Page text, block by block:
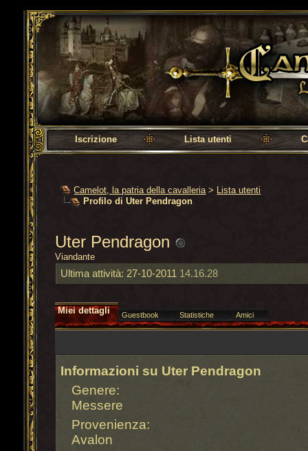
Camelot, la patria della cavalleria
Iscrizione Lista utenti
Camelot, la patria della cavalleria > Lista utenti
Profilo di Uter Pendragon
Uter Pendragon
Viandante
Ultima attività: 27-10-2011 14.16.28
Miei dettagli Guestbook Statistiche Amici
Informazioni su Uter Pendragon
Genere:
Messere
Provenienza:
Avalon